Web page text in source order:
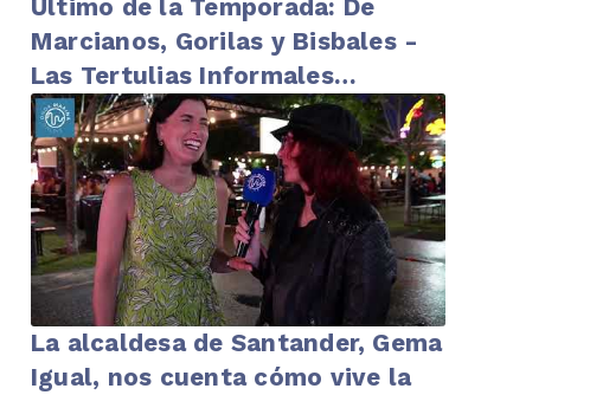
Último de la Temporada: De
Marcianos, Gorilas y Bisbales -
Las Tertulias Informales
29/06/2026
La alcaldesa de Santander, Gema
Igual, nos cuenta cómo vive la